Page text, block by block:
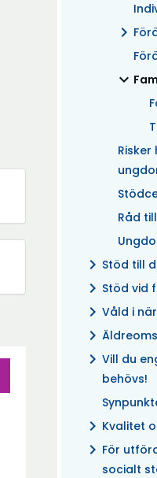
chevron_right
expand_more
Råd
chevron_right Stöd till
chevron_right Stöd vid
chevron_right Våld i
chevron_right
chevron_right Vill du
behövs!
chevron_right Kvalitet
chevron_right För
socialt